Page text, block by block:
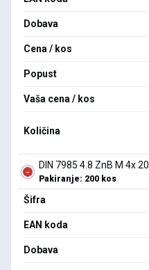
Dobava
Cena / kos
Popust
Vaša cena / kos
Količina
DIN 7985 4.8 ZnB M 4x 20
Pakiranje: 200 kos
Šifra
EAN koda
Dobava